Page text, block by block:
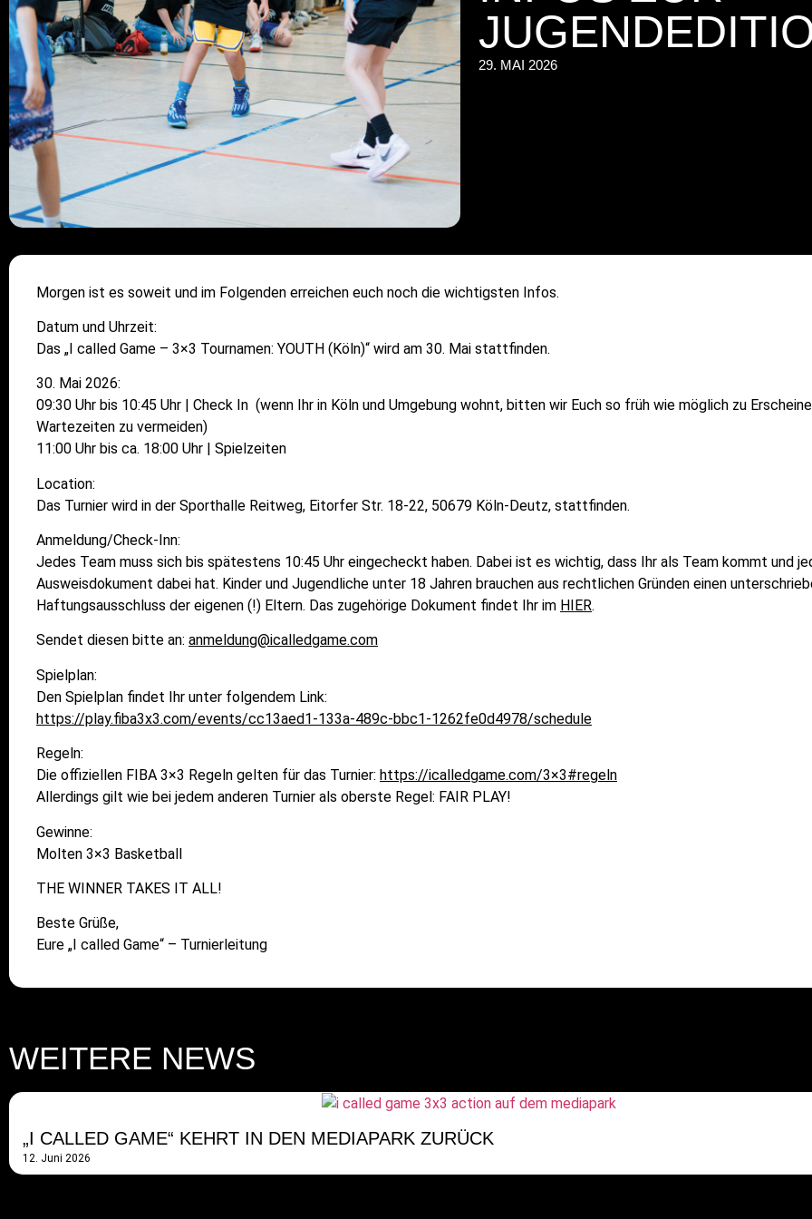
29. MAI 2026
Morgen ist es soweit und im Folgenden erreichen euch noch die wichtigsten Infos.
Datum und Uhrzeit:
Das „I called Game – 3×3 Tournamen: YOUTH (Köln)“ wird am 30. Mai stattfinden.
30.⁠ ⁠Mai 2026:
09:30 Uhr bis 10:45 Uhr | Check In (wenn Ihr in Köln und Umgebung wohnt, bitten wir Euch so früh wie möglich zu
Wartezeiten zu vermeiden)
11:00 Uhr bis ca. 18:00 Uhr | Spielzeiten
Location:
Das Turnier wird in der Sporthalle Reitweg, Eitorfer Str. 18-22, 50679 Köln-Deutz, stattfinden.
Anmeldung/Check-Inn:
Jedes Team muss sich bis spätestens 10:45 Uhr eingecheckt haben. Dabei ist es wichtig, dass Ihr als Team kommt und
Ausweisdokument dabei hat. Kinder und Jugendliche unter 18 Jahren brauchen aus rechtlichen Gründen einen
Haftungsausschluss der eigenen (!) Eltern. Das zugehörige Dokument findet Ihr im HIER.
Sendet diesen bitte an: anmeldung@icalledgame.com
Spielplan:
Den Spielplan findet Ihr unter folgendem Link:
https://play.fiba3x3.com/events/cc13aed1-133a-489c-bbc1-1262fe0d4978/schedule
Regeln:
Die offiziellen FIBA 3×3 Regeln gelten für das Turnier: https://icalledgame.com/3×3#regeln
Allerdings gilt wie bei jedem anderen Turnier als oberste Regel: FAIR PLAY!
Gewinne:
Molten 3×3 Basketball
THE WINNER TAKES IT ALL!
Beste Grüße,
Eure „I called Game“ – Turnierleitung
WEITERE NEWS
„I CALLED GAME“ KEHRT IN DEN MEDIAPARK ZURÜCK
12. Juni 2026